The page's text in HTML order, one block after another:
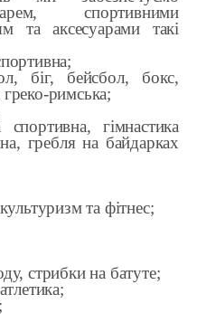
спортивними
та аксесуарами такі
біг, бейсбол, бокс,
римська;
гімнастика
гребля на байдарках
та фітнес;
стрибки на батуте;